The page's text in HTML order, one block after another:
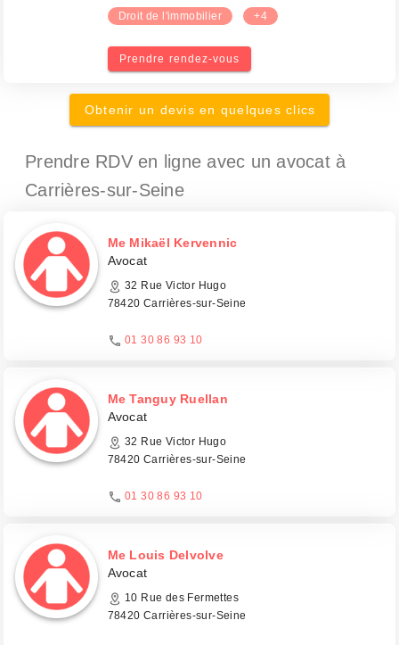
Droit de l'immobilier +4
Prendre rendez-vous
Obtenir un devis en quelques clics
Prendre RDV en ligne avec un avocat à
Carrières-sur-Seine
Me Mikaël Kervennic
Avocat
32 Rue Victor Hugo
78420 Carrières-sur-Seine
01 30 86 93 10
Me Tanguy Ruellan
Avocat
32 Rue Victor Hugo
78420 Carrières-sur-Seine
01 30 86 93 10
Me Louis Delvolve
Avocat
10 Rue des Fermettes
78420 Carrières-sur-Seine